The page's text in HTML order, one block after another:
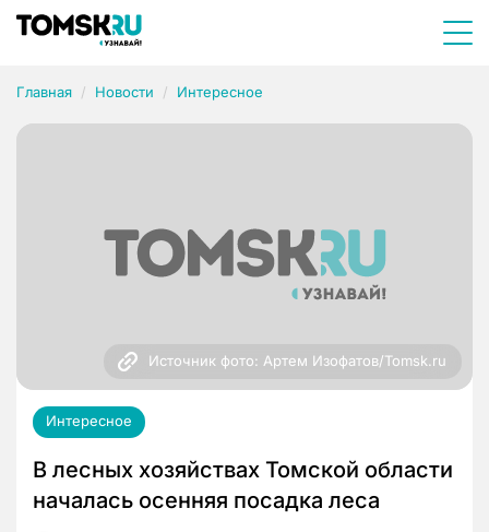
Главная Новости Интересное
Источник фото: Артем Изофатов/Tomsk.ru
Интересное
В лесных хозяйствах Томской области
началась осенняя посадка леса